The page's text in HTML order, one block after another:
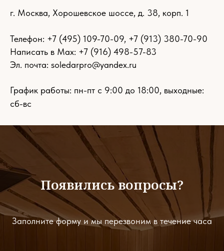
г. Москва, Хорошевское шоссе, д. 38, корп. 1
Телефон: +7 (495) 109-70-09, +7 (913) 380-70-90
Написать в Max: +7 (916) 498-57-83
Эл. почта: soledarpro@yandex.ru
График работы: пн-пт с 9:00 до 18:00, выходные:
сб-вс
Появились вопросы?
Заполните форму и мы перезвоним в течение часа